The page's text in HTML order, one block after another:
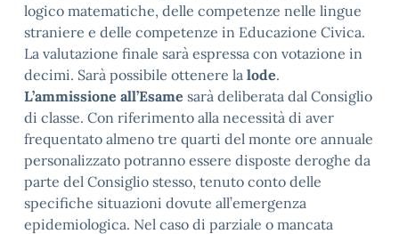
logico matematiche, delle competenze nelle lingue
straniere e delle competenze in Educazione Civica.
La valutazione finale sarà espressa con votazione in
decimi. Sarà possibile ottenere la lode.
L’ammissione all’Esame sarà deliberata dal Consiglio
di classe. Con riferimento alla necessità di aver
frequentato almeno tre quarti del monte ore annuale
personalizzato potranno essere disposte deroghe da
parte del Consiglio stesso, tenuto conto delle
specifiche situazioni dovute all’emergenza
epidemiologica. Nel caso di parziale o mancata